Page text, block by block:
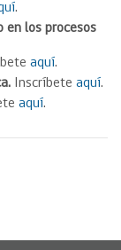
.
​en los procesos
aquí.
Inscríbete aquí.
aquí.